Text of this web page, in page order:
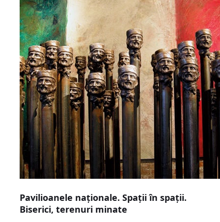
Pavilioanele naţionale. Spaţii în spaţii.
Biserici, terenuri minate